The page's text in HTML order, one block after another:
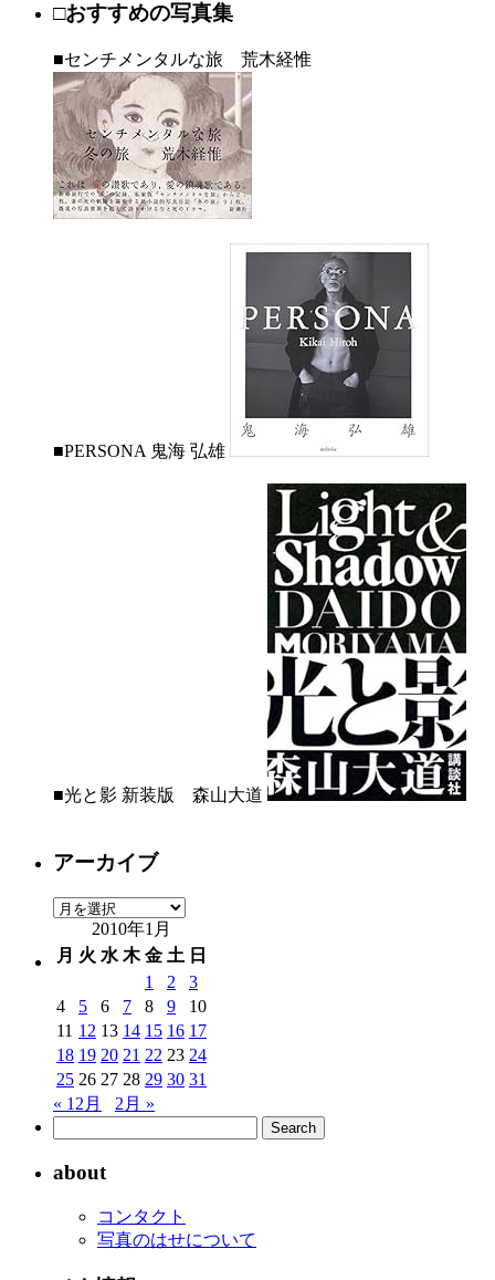
□おすすめの写真集
■センチメンタルな旅 荒木経惟
■PERSONA 鬼海 弘雄
■光と影 新装版 森山大道
アーカイブ
ア
カ
ブ
2010年1月
月 火 水 木 金 土 日
1
2
3
4
5 6 7 8 9
10
11 12 13 14 15 16 17
18 19 20 21 22 23 24
25 26 27 28 29 30 31
« 12月
2月 »
about
コンタクト
写真のはせについて